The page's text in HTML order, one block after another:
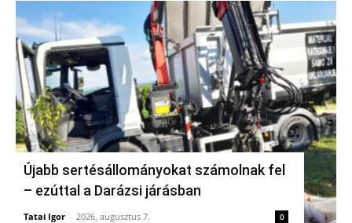
Újabb sertésállományokat számolnak fel
– ezúttal a Darázsi járásban
Tatai Igor - 2026, augusztus 7. 0